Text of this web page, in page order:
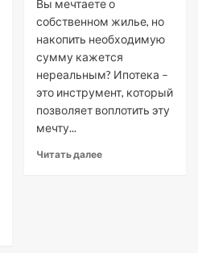
Вы мечтаете о
собственном жилье, но
накопить необходимую
сумму кажется
нереальным? Ипотека –
это инструмент, который
позволяет воплотить эту
мечту...
Читать далее